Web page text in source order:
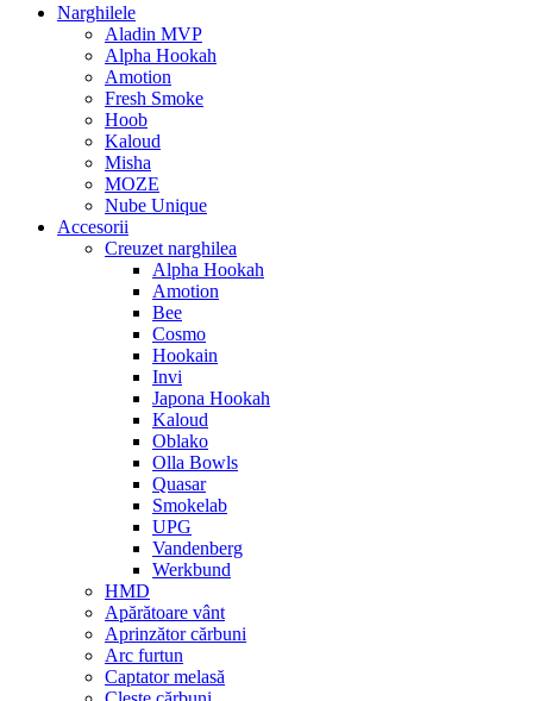
Narghilele
Aladin MVP
Alpha Hookah
Amotion
Fresh Smoke
Hoob
Kaloud
Misha
MOZE
Nube Unique
Accesorii
Creuzet narghilea
Alpha Hookah
Amotion
Bee
Cosmo
Hookain
Invi
Japona Hookah
Kaloud
Oblako
Olla Bowls
Quasar
Smokelab
UPG
Vandenberg
Werkbund
HMD
Apărătoare vânt
Aprinzător cărbuni
Arc furtun
Captator melasă